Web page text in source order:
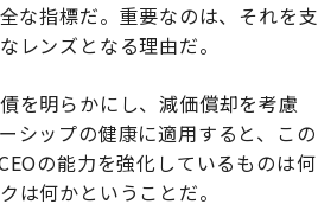
な指標だ。重要なのは、それを支
レンズとなる理由だ。
を明らかにし、減価償却を考慮
シップの健康に適用すると、この
の能力を強化しているものは何
は何かということだ。